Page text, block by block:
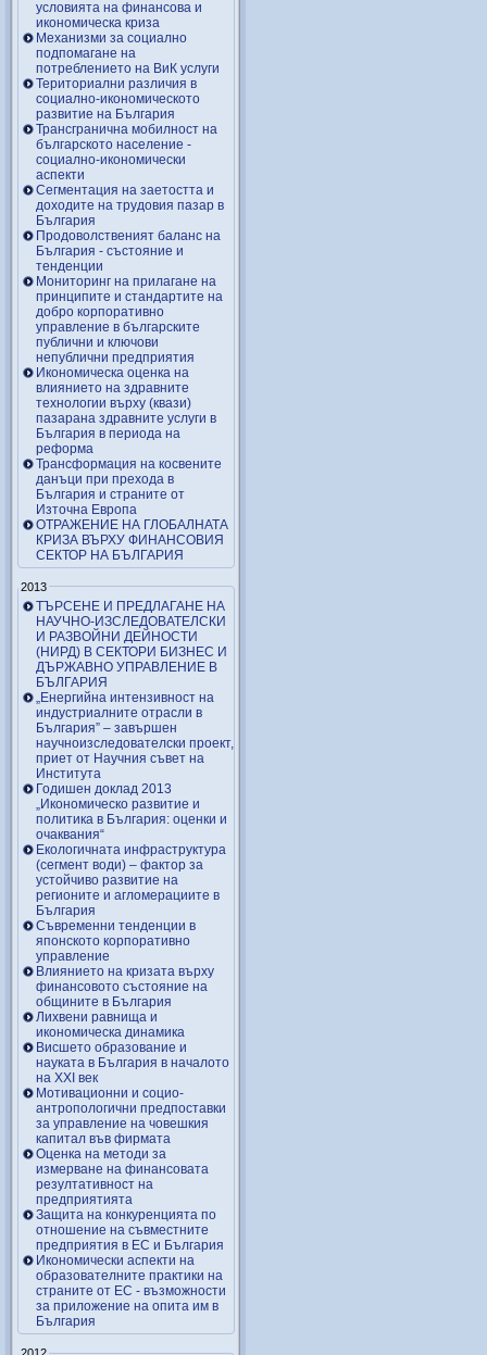
условията на финансова и
икономическа криза
Механизми за социално
подпомагане на
потреблението на ВиК услуги
Териториални различия в
социално-икономическото
развитие на България
Трансгранична мобилност на
българското население -
социално-икономически
аспекти
Сегментация на заетостта и
доходите на трудовия пазар в
България
Продоволственият баланс на
България - състояние и
тенденции
Мониторинг на прилагане на
принципите и стандартите на
добро корпоративно
управление в българските
публични и ключови
непублични предприятия
Икономическа оценка на
влиянието на здравните
технологии върху (квази)
пазарана здравните услуги в
България в периода на
реформа
Трансформация на косвените
данъци при прехода в
България и страните от
Източна Европа
ОТРАЖЕНИЕ НА ГЛОБАЛНАТА
КРИЗА ВЪРХУ ФИНАНСОВИЯ
СЕКТОР НА БЪЛГАРИЯ
2013
ТЪРСЕНЕ И ПРЕДЛАГАНЕ НА
НАУЧНО-ИЗСЛЕДОВАТЕЛСКИ
И РАЗВОЙНИ ДЕЙНОСТИ
(НИРД) В СЕКТОРИ БИЗНЕС И
ДЪРЖАВНО УПРАВЛЕНИЕ В
БЪЛГАРИЯ
„Енергийна интензивност на
индустриалните отрасли в
България” – завършен
научноизследователски проект,
приет от Научния съвет на
Института
Годишен доклад 2013
„Икономическо развитие и
политика в България: оценки и
очаквания“
Екологичната инфраструктура
(сегмент води) – фактор за
устойчиво развитие на
регионите и агломерациите в
България
Съвременни тенденции в
японското корпоративно
управление
Влиянието на кризата върху
финансовото състояние на
общините в България
Лихвени равнища и
икономическа динамика
Висшето образование и
науката в България в началото
на ХХІ век
Мотивационни и социо-
антропологични предпоставки
за управление на човешкия
капитал във фирмата
Оценка на методи за
измерване на финансовата
резултативност на
предприятията
Защита на конкуренцията по
отношение на съвместните
предприятия в ЕС и България
Икономически аспекти на
образователните практики на
страните от ЕС - възможности
за приложение на опита им в
България